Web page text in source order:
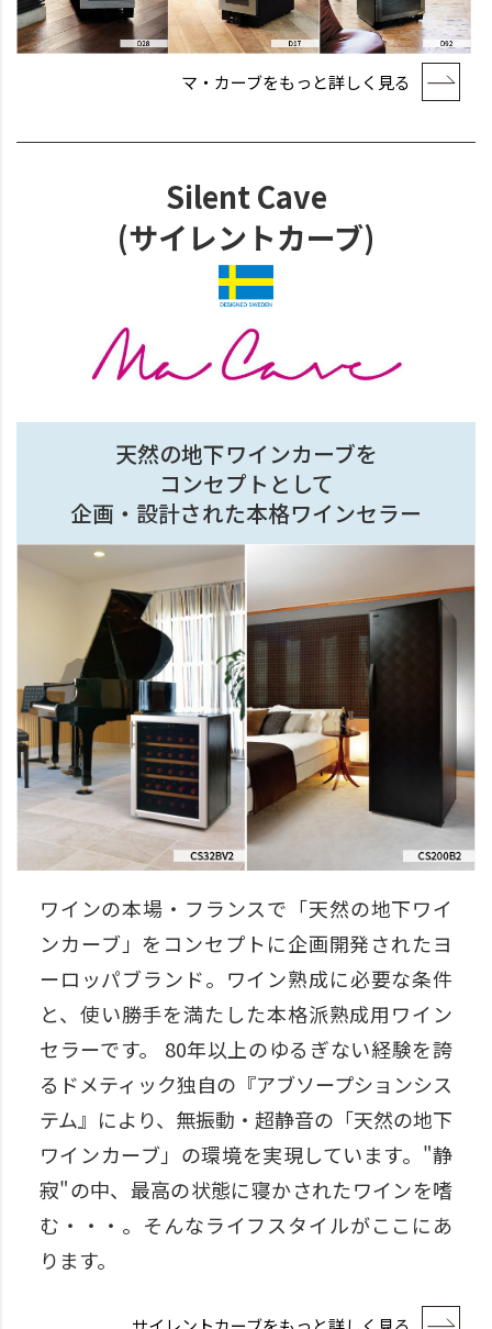
マ・カーブをもっと詳しく見る
Silent Cave
(サイレントカーブ)
天然の地下ワインカーブを
コンセプトとして
企画・設計された本格ワインセラー
ワインの本場・フランスで「天然の地下ワイ
ンカーブ」をコンセプトに企画開発されたヨ
ーロッパブランド。ワイン熟成に必要な条件
と、使い勝手を満たした本格派熟成用ワイン
セラーです。 80年以上のゆるぎない経験を誇
るドメティック独自の『アブソープションシス
テム』により、無振動・超静音の「天然の地下
ワインカーブ」の環境を実現しています。"静
寂"の中、最高の状態に寝かされたワインを嗜
む・・・。そんなライフスタイルがここにあ
ります。